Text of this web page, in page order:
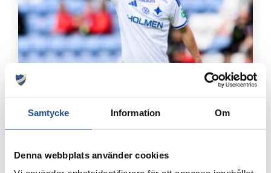
Samtycke Information Om
Denna webbplats använder cookies
ELIAS JEMALS BÄSTA TID PÅ KANTEN – “BARNDOMSDRÖM
ATT FÅ SPELA SÅ HÄR”